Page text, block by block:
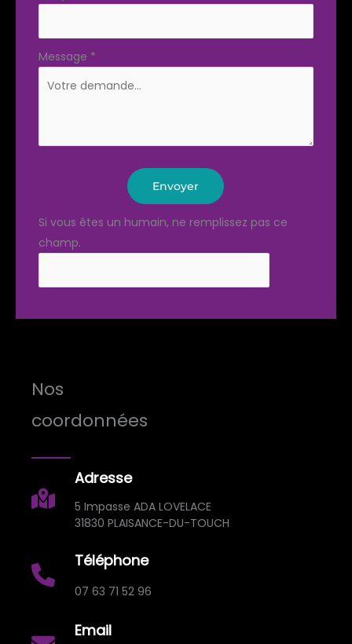
Message *
Envoyer
Si vous êtes un humain, ne remplissez pas ce
champ.
Nos
coordonnées
Adresse
5 Impasse ADA LOVELACE
31830 PLAISANCE-DU-TOUCH
Téléphone
07 63 71 52 96
Email